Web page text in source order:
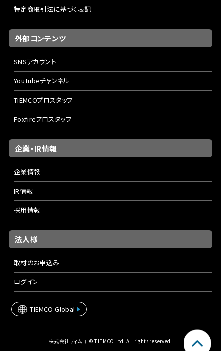
特定商取引法に基づく表記
外部コンテンツ
SNSアカウント
YouTubeチャンネル
TIEMCOプロスタッフ
Foxfireプロスタッフ
企業・IR情報
企業情報
IR情報
採用情報
法人様
取材のお申込み
ログイン
TIEMCO Global
株式会社ティムコ © TIEMCO Ltd. All rights reserved.